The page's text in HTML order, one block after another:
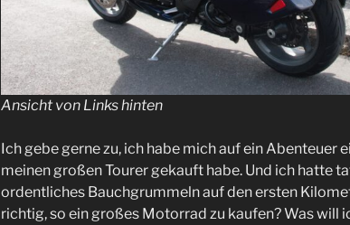
Ansicht von Links hinten
Ich gebe gerne zu, ich habe mich auf ein Abenteuer
meinen großen Tourer gekauft habe. Und ich hatte
ordentliches Bauchgrummeln auf den ersten
richtig, so ein großes Motorrad zu kaufen? Was will